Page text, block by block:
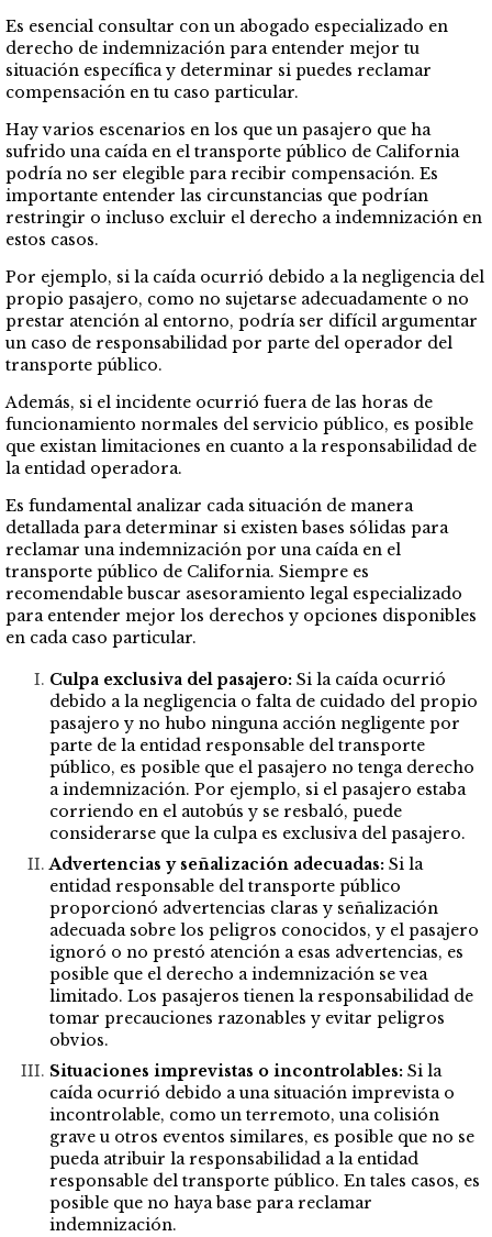
Es esencial consultar con un abogado especializado en
derecho de indemnización para entender mejor tu
situación específica y determinar si puedes reclamar
compensación en tu caso particular.
Hay varios escenarios en los que un pasajero que ha
sufrido una caída en el transporte público de California
podría no ser elegible para recibir compensación. Es
importante entender las circunstancias que podrían
restringir o incluso excluir el derecho a indemnización en
estos casos.
Por ejemplo, si la caída ocurrió debido a la negligencia del
propio pasajero, como no sujetarse adecuadamente o no
prestar atención al entorno, podría ser difícil argumentar
un caso de responsabilidad por parte del operador del
transporte público.
Además, si el incidente ocurrió fuera de las horas de
funcionamiento normales del servicio público, es posible
que existan limitaciones en cuanto a la responsabilidad de
la entidad operadora.
Es fundamental analizar cada situación de manera
detallada para determinar si existen bases sólidas para
reclamar una indemnización por una caída en el
transporte público de California. Siempre es
recomendable buscar asesoramiento legal especializado
para entender mejor los derechos y opciones disponibles
en cada caso particular.
Culpa exclusiva del pasajero: Si la caída ocurrió
debido a la negligencia o falta de cuidado del propio
pasajero y no hubo ninguna acción negligente por
parte de la entidad responsable del transporte
público, es posible que el pasajero no tenga derecho
a indemnización. Por ejemplo, si el pasajero estaba
corriendo en el autobús y se resbaló, puede
considerarse que la culpa es exclusiva del pasajero.
Advertencias y señalización adecuadas: Si la
entidad responsable del transporte público
proporcionó advertencias claras y señalización
adecuada sobre los peligros conocidos, y el pasajero
ignoró o no prestó atención a esas advertencias, es
posible que el derecho a indemnización se vea
limitado. Los pasajeros tienen la responsabilidad de
tomar precauciones razonables y evitar peligros
obvios.
Situaciones imprevistas o incontrolables: Si la
caída ocurrió debido a una situación imprevista o
incontrolable, como un terremoto, una colisión
grave u otros eventos similares, es posible que no se
pueda atribuir la responsabilidad a la entidad
responsable del transporte público. En tales casos, es
posible que no haya base para reclamar
indemnización.